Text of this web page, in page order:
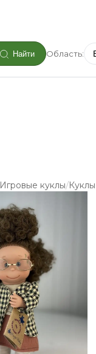
Найти Область:
Игровые куклы/